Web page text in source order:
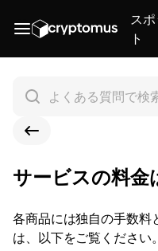
スポ
ト
サービスの料金
各商品には独自の手数料
は、以下をご覧ください。